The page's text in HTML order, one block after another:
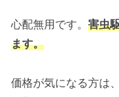
心配無用です。 害虫
ます。
価格が気になる方は